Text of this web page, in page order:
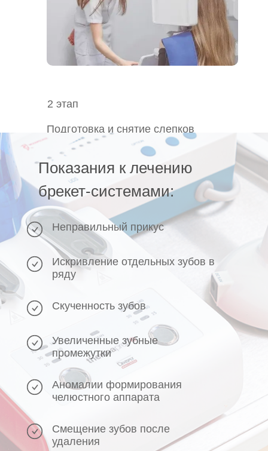
Подготовка и снятие слепков
До установки брекет-системы
проводится лечение кариеса, а также
профессиональная гигиена.
Принимается решение об удалении
зубов, если они мешают установке
брекет-системы.
Снимаются слепки для расчета баланса
места в зубном ряду и для подбора
брекетов.
2 этап
Показания к лечению
брекет-системами:
Смещение зубов после
удаления
Аномалии формирования
челюстного аппарата
Увеличенные зубные
промежутки
Скученность зубов
Искривление отдельных зубов в
ряду
Неправильный прикус